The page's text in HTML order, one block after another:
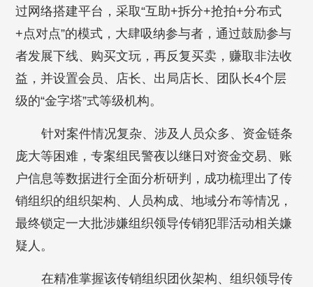
过网络搭建平台，采取“互助+拆分+抢拍+分布式
+点对点”的模式，大肆吸纳参与者，通过鼓励参与
者发展下线、购买文玩，再反复买卖，赚取非法收
益，并设置会员、店长、出局店长、团队长4个层
级的“金字塔”式等级机构。
针对案件情况复杂、涉及人员众多、资金链条
庞大等困难，专案组民警夜以继日对资金交易、账
户信息等数据进行全面分析研判，成功梳理出了传
销组织的组织架构、人员构成、地域分布等情况，
最终锁定一大批涉嫌组织领导传销犯罪活动相关嫌
疑人。
在精准掌握该传销组织团伙架构、组织领导传